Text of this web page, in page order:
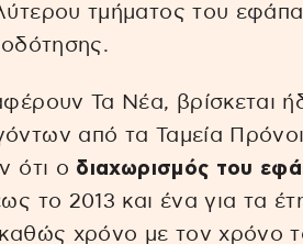
τμήματος του
Τα Νέα, βρίσκεται
από τα Ταμεία
ότι ο διαχωρισμός του
το 2013 και ένα για τα
χρόνο με τον χρόνο